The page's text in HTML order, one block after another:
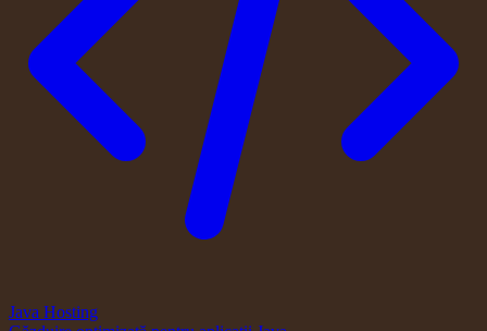
Java Hosting